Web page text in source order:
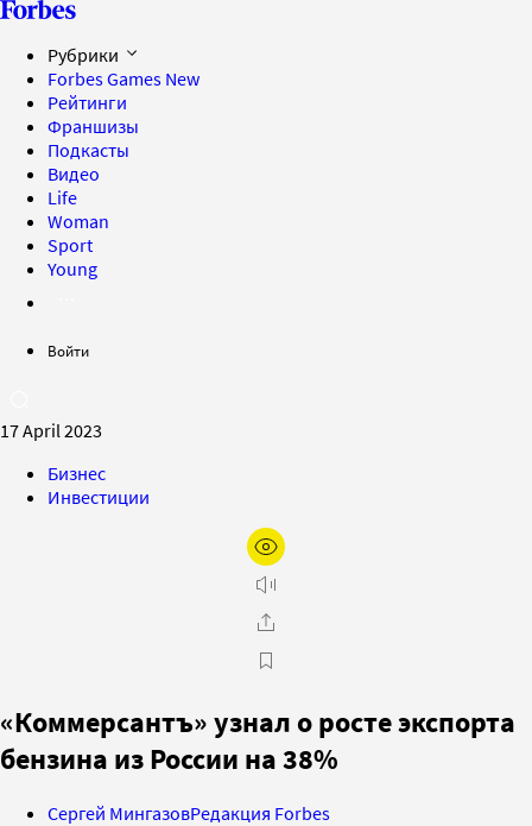
Рубрики
Forbes Games New
Рейтинги
Франшизы
Подкасты
Видео
Life
Woman
Sport
Young
Войти
17 April 2023
Бизнес
Инвестиции
«Коммерсантъ» узнал о росте экспорта
бензина из России на 38%
Сергей МингазовРедакция Forbes